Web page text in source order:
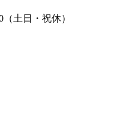
土日・祝休）